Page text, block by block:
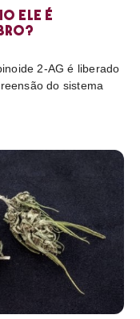
ele é
2-AG é liberado
do sistema